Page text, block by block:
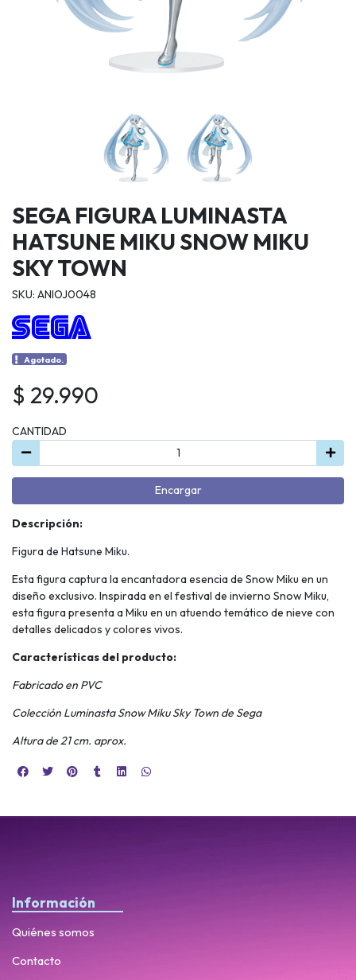
SEGA FIGURA LUMINASTA
HATSUNE MIKU SNOW MIKU
SKY TOWN
SKU: ANIOJ0048
Agotado.
$ 29.990
CANTIDAD
Encargar
Descripción:
Figura de Hatsune Miku.
Esta figura captura la encantadora esencia de Snow Miku en un
diseño exclusivo. Inspirada en el festival de invierno Snow Miku,
esta figura presenta a Miku en un atuendo temático de nieve con
detalles delicados y colores vivos.
Características del producto:
Fabricado en PVC
Colección Luminasta Snow Miku Sky Town de Sega
Altura de 21 cm. aprox.
Información
Quiénes somos
Contacto